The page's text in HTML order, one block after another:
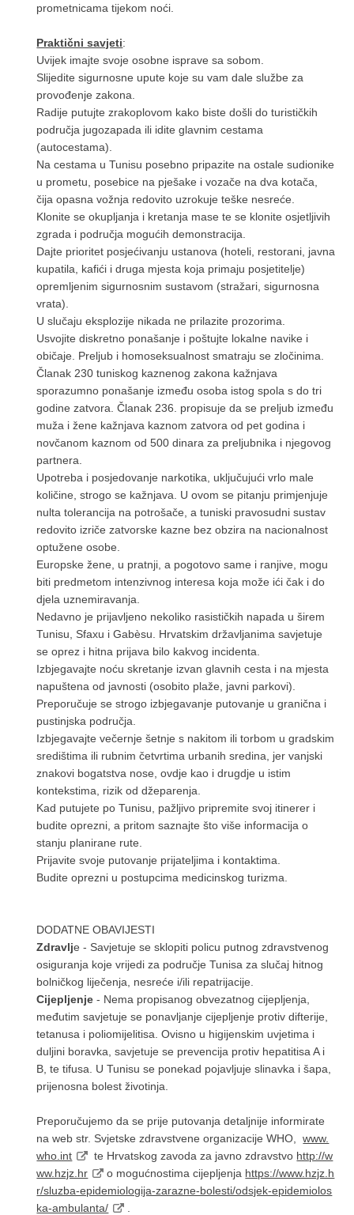
prometnicama tijekom noći.
Praktični savjeti:
Uvijek imajte svoje osobne isprave sa sobom.
Slijedite sigurnosne upute koje su vam dale službe za
provođenje zakona.
Radije putujte zrakoplovom kako biste došli do turističkih
područja jugozapada ili idite glavnim cestama
(autocestama).
Na cestama u Tunisu posebno pripazite na ostale sudionike
u prometu, posebice na pješake i vozače na dva kotača,
čija opasna vožnja redovito uzrokuje teške nesreće.
Klonite se okupljanja i kretanja mase te se klonite osjetljivih
zgrada i područja mogućih demonstracija.
Dajte prioritet posjećivanju ustanova (hoteli, restorani, javna
kupatila, kafići i druga mjesta koja primaju posjetitelje)
opremljenim sigurnosnim sustavom (stražari, sigurnosna
vrata).
U slučaju eksplozije nikada ne prilazite prozorima.
Usvojite diskretno ponašanje i poštujte lokalne navike i
običaje. Preljub i homoseksualnost smatraju se zločinima.
Članak 230 tuniskog kaznenog zakona kažnjava
sporazumno ponašanje između osoba istog spola s do tri
godine zatvora. Članak 236. propisuje da se preljub između
muža i žene kažnjava kaznom zatvora od pet godina i
novčanom kaznom od 500 dinara za preljubnika i njegovog
partnera.
Upotreba i posjedovanje narkotika, uključujući vrlo male
količine, strogo se kažnjava. U ovom se pitanju primjenjuje
nulta tolerancija na potrošače, a tuniski pravosudni sustav
redovito izriče zatvorske kazne bez obzira na nacionalnost
optužene osobe.
Europske žene, u pratnji, a pogotovo same i ranjive, mogu
biti predmetom intenzivnog interesa koja može ići čak i do
djela uznemiravanja.
Nedavno je prijavljeno nekoliko rasističkih napada u širem
Tunisu, Sfaxu i Gabèsu. Hrvatskim državljanima savjetuje
se oprez i hitna prijava bilo kakvog incidenta.
Izbjegavajte noću skretanje izvan glavnih cesta i na mjesta
napuštena od javnosti (osobito plaže, javni parkovi).
Preporučuje se strogo izbjegavanje putovanje u granična i
pustinjska područja.
Izbjegavajte večernje šetnje s nakitom ili torbom u gradskim
središtima ili rubnim četvrtima urbanih sredina, jer vanjski
znakovi bogatstva nose, ovdje kao i drugdje u istim
kontekstima, rizik od džeparenja.
Kad putujete po Tunisu, pažljivo pripremite svoj itinerer i
budite oprezni, a pritom saznajte što više informacija o
stanju planirane rute.
Prijavite svoje putovanje prijateljima i kontaktima.
Budite oprezni u postupcima medicinskog turizma.
DODATNE OBAVIJESTI
Zdravlje - Savjetuje se sklopiti policu putnog zdravstvenog
osiguranja koje vrijedi za područje Tunisa za slučaj hitnog
bolničkog liječenja, nesreće i/ili repatrijacije.
Cijepljenje - Nema propisanog obvezatnog cijepljenja,
međutim savjetuje se ponavljanje cijepljenje protiv difterije,
tetanusa i poliomijelitisa. Ovisno u higijenskim uvjetima i
duljini boravka, savjetuje se prevencija protiv hepatitisa A i
B, te tifusa. U Tunisu se ponekad pojavljuje slinavka i šapa,
prijenosna bolest životinja.
Preporučujemo da se prije putovanja detaljnije informirate
na web str. Svjetske zdravstvene organizacije WHO,www.
who.int
te Hrvatskog zavoda za javno zdravstvo http://w
ww.hzjz.hr
o mogućnostima cijepljenja https://www.hzjz.h
r/sluzba-epidemiologija-zarazne-bolesti/odsjek-epidemiolos
ka-ambulanta/